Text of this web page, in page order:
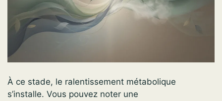
À ce stade, le ralentissement métabolique
s’installe. Vous pouvez noter une